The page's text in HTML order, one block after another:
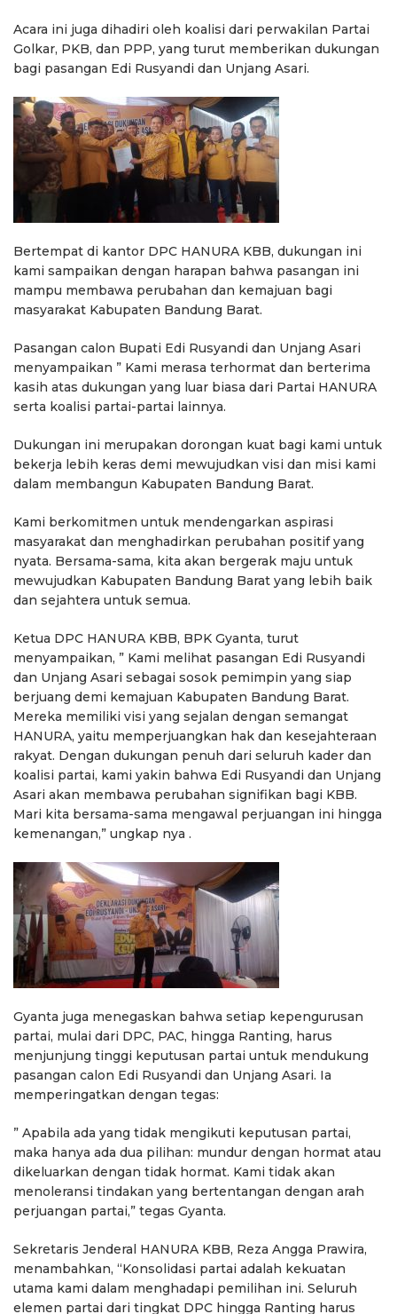
Acara ini juga dihadiri oleh koalisi dari perwakilan Partai
Golkar, PKB, dan PPP, yang turut memberikan dukungan
bagi pasangan Edi Rusyandi dan Unjang Asari.
Bertempat di kantor DPC HANURA KBB, dukungan ini
kami sampaikan dengan harapan bahwa pasangan ini
mampu membawa perubahan dan kemajuan bagi
masyarakat Kabupaten Bandung Barat.
Pasangan calon Bupati Edi Rusyandi dan Unjang Asari
menyampaikan ” Kami merasa terhormat dan berterima
kasih atas dukungan yang luar biasa dari Partai HANURA
serta koalisi partai-partai lainnya.
Dukungan ini merupakan dorongan kuat bagi kami untuk
bekerja lebih keras demi mewujudkan visi dan misi kami
dalam membangun Kabupaten Bandung Barat.
Kami berkomitmen untuk mendengarkan aspirasi
masyarakat dan menghadirkan perubahan positif yang
nyata. Bersama-sama, kita akan bergerak maju untuk
mewujudkan Kabupaten Bandung Barat yang lebih baik
dan sejahtera untuk semua.
Ketua DPC HANURA KBB, BPK Gyanta, turut
menyampaikan, ” Kami melihat pasangan Edi Rusyandi
dan Unjang Asari sebagai sosok pemimpin yang siap
berjuang demi kemajuan Kabupaten Bandung Barat.
Mereka memiliki visi yang sejalan dengan semangat
HANURA, yaitu memperjuangkan hak dan kesejahteraan
rakyat. Dengan dukungan penuh dari seluruh kader dan
koalisi partai, kami yakin bahwa Edi Rusyandi dan Unjang
Asari akan membawa perubahan signifikan bagi KBB.
Mari kita bersama-sama mengawal perjuangan ini hingga
kemenangan,” ungkap nya .
Gyanta juga menegaskan bahwa setiap kepengurusan
partai, mulai dari DPC, PAC, hingga Ranting, harus
menjunjung tinggi keputusan partai untuk mendukung
pasangan calon Edi Rusyandi dan Unjang Asari. Ia
memperingatkan dengan tegas:
” Apabila ada yang tidak mengikuti keputusan partai,
maka hanya ada dua pilihan: mundur dengan hormat atau
dikeluarkan dengan tidak hormat. Kami tidak akan
menoleransi tindakan yang bertentangan dengan arah
perjuangan partai,” tegas Gyanta.
Sekretaris Jenderal HANURA KBB, Reza Angga Prawira,
menambahkan, “Konsolidasi partai adalah kekuatan
utama kami dalam menghadapi pemilihan ini. Seluruh
elemen partai dari tingkat DPC hingga Ranting harus